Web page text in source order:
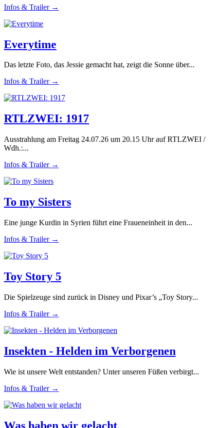
Infos & Trailer →
Everytime
Das letzte Foto, das Jessie gemacht hat, zeigt die Sonne über...
Infos & Trailer →
RTLZWEI: 1917
Ausstrahlung am Freitag 24.07.26 um 20.15 Uhr auf RTLZWEI /
Wdh.:...
Infos & Trailer →
To my Sisters
Eine junge Kurdin in Syrien führt eine Fraueneinheit in den...
Infos & Trailer →
Toy Story 5
Die Spielzeuge sind zurück in Disney und Pixar’s „Toy Story...
Infos & Trailer →
Insekten - Helden im Verborgenen
Wie ist unsere Welt entstanden? Unter unseren Füßen verbirgt...
Infos & Trailer →
Was haben wir gelacht